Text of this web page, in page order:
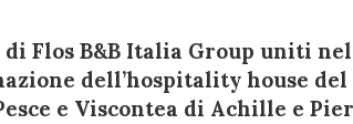
Flos B&B Italia Group uniti
dell’hospitality house del
e Viscontea di Achille e